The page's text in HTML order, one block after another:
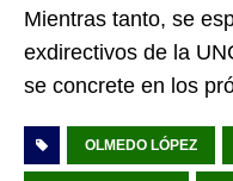
Mientras tanto, se
exdirectivos de la
se concrete en los
OLMEDO LÓPEZ